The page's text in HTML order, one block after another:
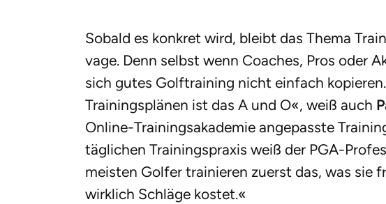
Sobald es konkret wird, bleibt das Thema
vage. Denn selbst wenn Coaches, Pros oder
sich gutes Golftraining nicht einfach
Trainingsplänen ist das A und O«, weiß auch
Online-Trainingsakademie angepasste
täglichen Trainingspraxis weiß der PGA-
meisten Golfer trainieren zuerst das, was sie
wirklich Schläge kostet.«